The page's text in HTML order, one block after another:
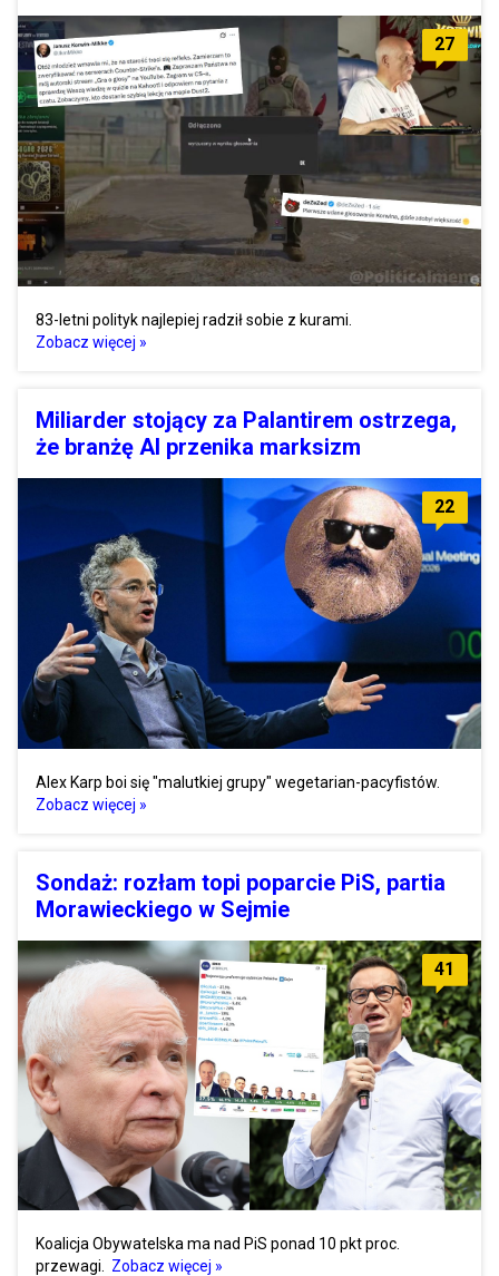
27
83-letni polityk najlepiej radził sobie z kurami.
Zobacz więcej »
Miliarder stojący za Palantirem ostrzega,
że branżę AI przenika marksizm
22
Alex Karp boi się "malutkiej grupy" wegetarian-pacyfistów.
Zobacz więcej »
Sondaż: rozłam topi poparcie PiS, partia
Morawieckiego w Sejmie
41
Koalicja Obywatelska ma nad PiS ponad 10 pkt proc.
przewagi. Zobacz więcej »